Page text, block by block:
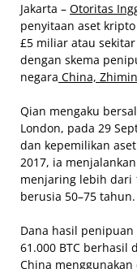
Jakarta – Otoritas
penyitaan aset
£5 miliar atau
dengan skema
negara China,
Qian mengaku
London, pada 29
dan kepemilikan
2017, ia
menjaring lebih dari
berusia 50–75 tahun.
Dana hasil
61.000 BTC
China